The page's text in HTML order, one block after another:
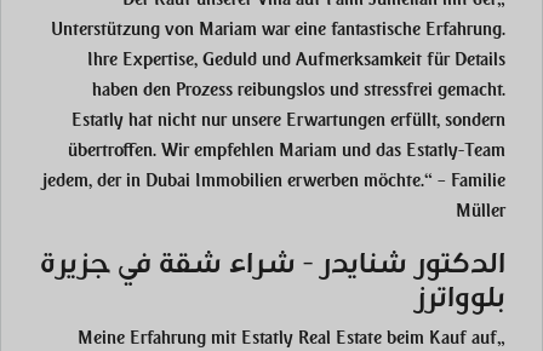
Unterstützung von Mariam war eine fantastische Erfahrung.
Ihre Expertise, Geduld und Aufmerksamkeit für Details
haben den Prozess reibungslos und stressfrei gemacht.
Estatly hat nicht nur unsere Erwartungen erfüllt, sondern
übertroffen. Wir empfehlen Mariam und das Estatly-Team
jedem, der in Dubai Immobilien erwerben möchte.“ – Familie
Müller
الدكتور شنايدر - شراء شقة في جزيرة
بلوواترز
„Meine Erfahrung mit Estatly Real Estate beim Kauf auf